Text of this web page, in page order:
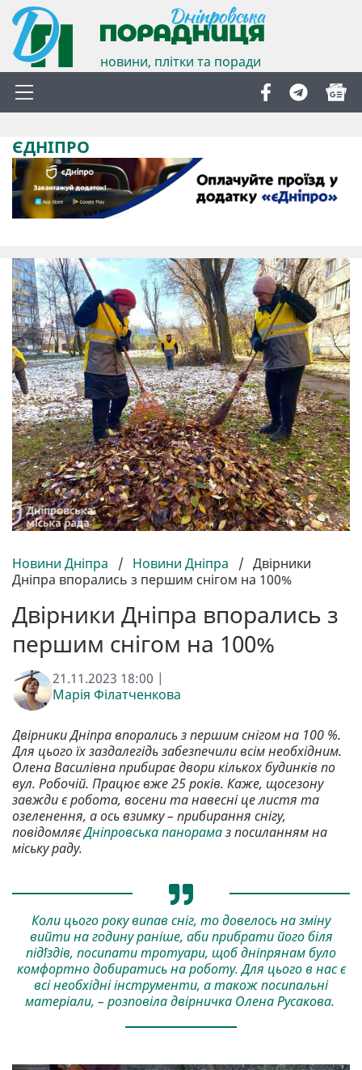
новини, плітки та поради
ЄДНІПРО
Новини Дніпра / Новини Дніпра / Двірники
Дніпра впорались з першим снігом на 100%
Двірники Дніпра впорались з
першим снігом на 100%
21.11.2023 18:00 |
Марія Філатченкова
Двірники Дніпра впорались з першим снігом на 100 %.
Для цього їх заздалегідь забезпечили всім необхідним.
Олена Василівна прибирає двори кількох будинків по
вул. Робочій. Працює вже 25 років. Каже, щосезону
завжди є робота, восени та навесні це листя та
озеленення, а ось взимку – прибирання снігу,
повідомляєДніпровська панорамаз посиланням на
міську раду.
Коли цього року випав сніг, то довелось на зміну
вийти на годину раніше, аби прибрати його біля
підʼїздів, посипати тротуари, щоб дніпрянам було
комфортно добиратись на роботу. Для цього в нас є
всі необхідні інструменти, а також посипальні
матеріали, – розповіла двірничка Олена Русакова.